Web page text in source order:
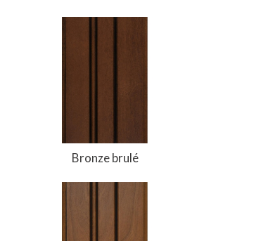
Bronze brulé